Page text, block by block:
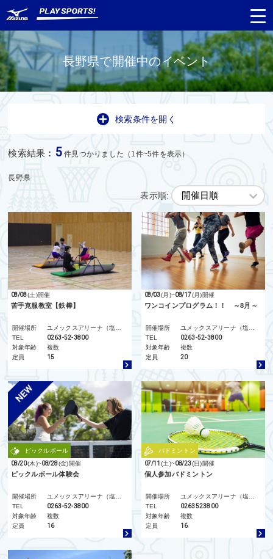
都道府県から探す
長野県で開催中のイベント
検索条件を開く
検索結果 : 5 件見つかりました（1件~5件を表示）
長野県
表示順:
08/08(土)開催
苦手克服教室【鉄棒】
開催場所
TEL
0263-52-3800
対象年齢
複数
定員
15
08/03(月)~08/17(月)開催
ワンコインプログラム！！ ～8月～
開催場所
TEL
0263-52-3800
対象年齢
複数
定員
20
ピックルボール
08/20(木)~08/28(金)開催
ピックルボール体験会
開催場所
TEL
0263-52-3800
対象年齢
複数
定員
16
バドミントン
07/11(土)~08/23(日)開催
個人参加バドミントン
開催場所
TEL
0263523800
対象年齢
複数
定員
16